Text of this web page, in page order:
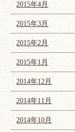
2015年4月
2015年3月
2015年2月
2015年1月
2014年12月
2014年11月
2014年10月